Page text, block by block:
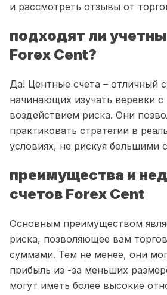
и рассмотреть отзывы от
подходят ли
Forex Cent?
Да! Центные счета – отличный
начинающих изучать веревки
воздействием риска. Они
практиковать стратегии в
условиях, не рискуя большими
преимущества и
счетов Forex Cent
Основным преимуществом
риска, позволяющее вам
суммами. Тем не менее, они
прибыль из -за меньших
могут иметь более высокие